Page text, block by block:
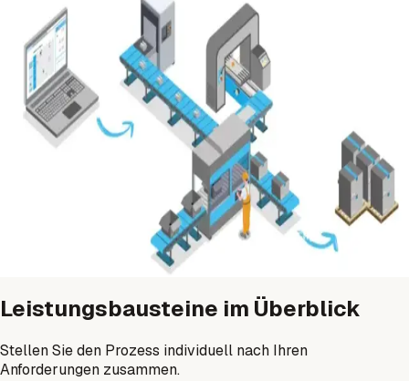
Ein Partner für den gesamten Produktionsprozess - für
Bauteile, Baugruppen oder Produkte - von der Beschaffung
bis zur Montage.
Wir übernehmen die Koordination der Produzenten und
Prozesse von der ersten Anfrage bis zur Lieferung der
fertigen Produkte, Module oder Bauteile.
Bei assemblean erhalten Sie immer alle Angebote mit nur
einer Anfrage, egal wie komplex Ihre Bauteile sind.
Fertigung, Oberflächenbearbeitung, Baugruppenmontage
und Logistik aus einer Hand.
Leistungsbausteine im Überblick
Stellen Sie den Prozess individuell nach Ihren
Anforderungen zusammen.